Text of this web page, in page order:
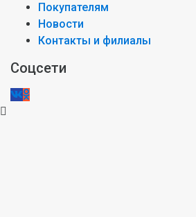
Покупателям
Новости
Контакты и филиалы
Соцсети